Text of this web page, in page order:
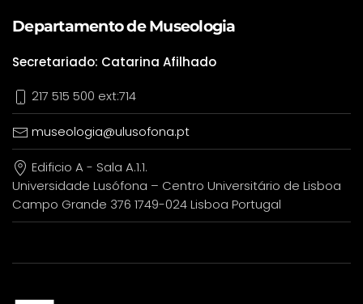
Departamento de Museologia
Secretariado: Catarina Afilhado
217 515 500 ext:714
museologia@ulusofona.pt
Edificio A - Sala A.1.1.
Universidade Lusófona – Centro Universitário de Lisboa
Campo Grande 376 1749-024 Lisboa Portugal